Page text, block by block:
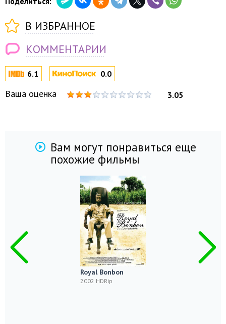
6.1 0.0
Ваша оценка 3.05
В ИЗБРАННОЕ
КОММЕНТАРИИ
Вам могут понравиться еще
похожие фильмы
Royal Bonbon
2002 HDRip